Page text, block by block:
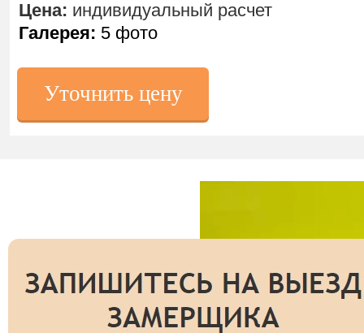
Уточнить цену
Цена: индивидуальный расчет
Галерея: 5 фото